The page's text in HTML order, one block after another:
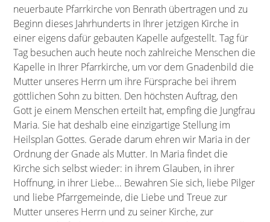
neuerbaute Pfarrkirche von Benrath übertragen und zu
Beginn dieses Jahrhunderts in Ihrer jetzigen Kirche in
einer eigens dafür gebauten Kapelle aufgestellt. Tag für
Tag besuchen auch heute noch zahlreiche Menschen die
Kapelle in Ihrer Pfarrkirche, um vor dem Gnadenbild die
Mutter unseres Herrn um ihre Fürsprache bei ihrem
göttlichen Sohn zu bitten. Den höchsten Auftrag, den
Gott je einem Menschen erteilt hat, empfing die Jungfrau
Maria. Sie hat deshalb eine einzigartige Stellung im
Heilsplan Gottes. Gerade darum ehren wir Maria in der
Ordnung der Gnade als Mutter. In Maria findet die
Kirche sich selbst wieder: in ihrem Glauben, in ihrer
Hoffnung, in ihrer Liebe... Bewahren Sie sich, liebe Pilger
und liebe Pfarrgemeinde, die Liebe und Treue zur
Mutter unseres Herrn und zu seiner Kirche, zur